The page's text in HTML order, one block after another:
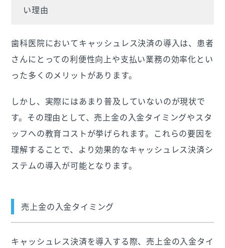
い理由
歯科医院においてキャッシュレス決済の導入は、患者
さんにとっての利便性向上や支払い業務の効率化とい
った多くのメリットがあります。
しかし、実際にはあまり普及していないのが現状で
す。その理由として、売上金の入金タイミングやスタ
ッフへの教育コストが挙げられます。これらの要因を
理解することで、より効果的なキャッシュレス決済シ
ステムの導入が可能となります。
売上金の入金タイミング
キャッシュレス決済を導入する際、売上金の入金タイ